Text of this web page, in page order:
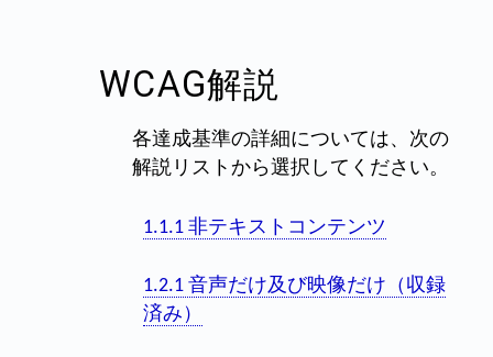
WCAG解説
各達成基準の詳細については、次の
解説リストから選択してください。
1.1.1 非テキストコンテンツ
1.2.1 音声だけ及び映像だけ（収録
済み）